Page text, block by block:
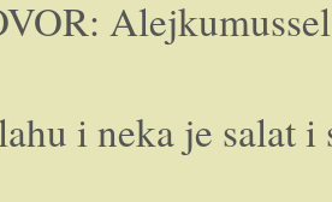
i neka je salat i